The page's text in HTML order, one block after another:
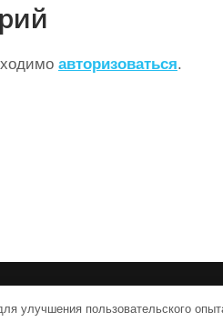
авторизоваться.
улучшения пользовательского